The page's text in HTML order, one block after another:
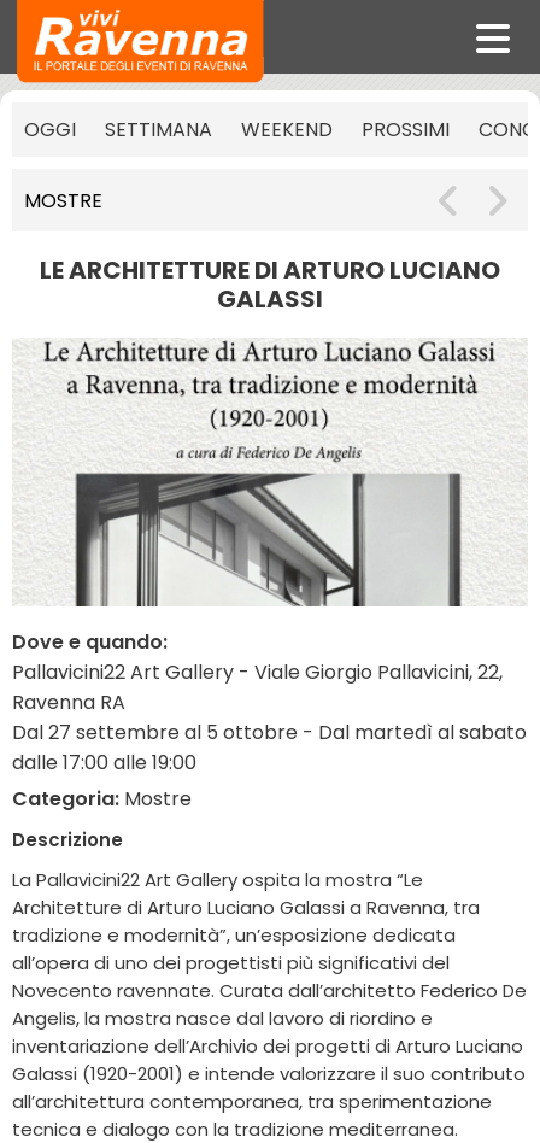
OGGI SETTIMANA WEEKEND PROSSIMI
MOSTRE
LE ARCHITETTURE DI ARTURO LUCIANO
GALASSI
Dove e quando:
Pallavicini22 Art Gallery - Viale Giorgio Pallavicini, 22,
Ravenna RA
Dal 27 settembre al 5 ottobre - Dal martedì al sabato
dalle 17:00 alle 19:00
Categoria: Mostre
Descrizione
La Pallavicini22 Art Gallery ospita la mostra “Le
Architetture di Arturo Luciano Galassi a Ravenna, tra
tradizione e modernità”, un’esposizione dedicata
all’opera di uno dei progettisti più significativi del
Novecento ravennate. Curata dall’architetto Federico De
Angelis, la mostra nasce dal lavoro di riordino e
inventariazione dell’Archivio dei progetti di Arturo Luciano
Galassi (1920-2001) e intende valorizzare il suo contributo
all’architettura contemporanea, tra sperimentazione
tecnica e dialogo con la tradizione mediterranea.